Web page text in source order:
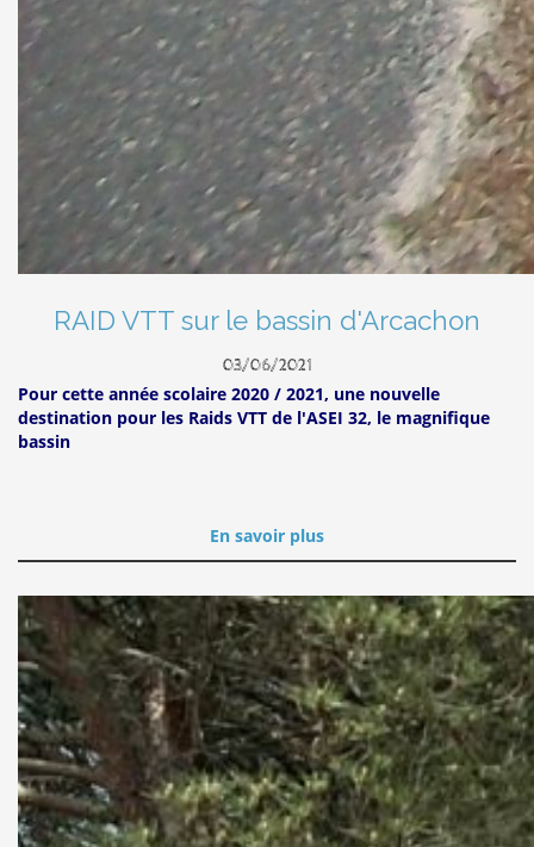
RAID VTT sur le bassin d'Arcachon
03/06/2021
Pour cette année scolaire 2020 / 2021, une nouvelle
destination pour les Raids VTT de l'ASEI 32, le magnifique
bassin
En savoir plus